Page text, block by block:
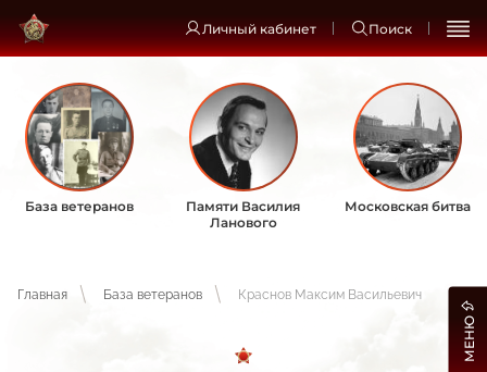
Личный кабинет Поиск
База ветеранов
Памяти Василия
Ланового
Московская битва
Главная База ветеранов Краснов Максим Васильевич
МЕНЮ